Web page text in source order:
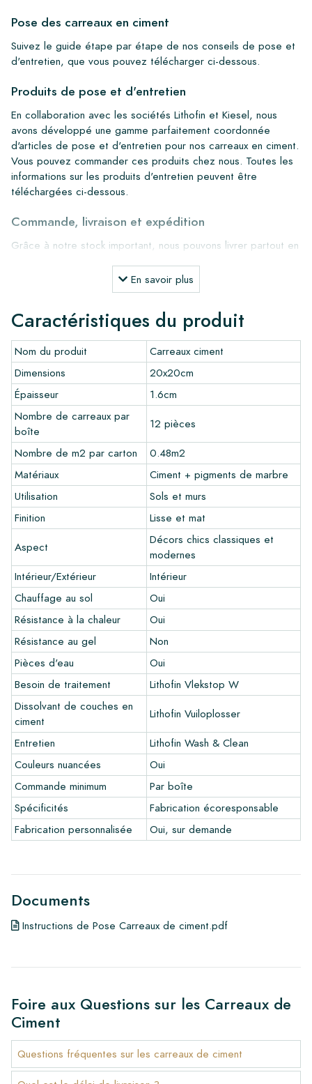
Pose des carreaux en ciment
Suivez le guide étape par étape de nos conseils de pose et
d'entretien, que vous pouvez télécharger ci-dessous.
Produits de pose et d'entretien
En collaboration avec les sociétés Lithofin et Kiesel, nous
avons développé une gamme parfaitement coordonnée
d'articles de pose et d'entretien pour nos carreaux en ciment.
Vous pouvez commander ces produits chez nous. Toutes les
informations sur les produits d'entretien peuvent être
téléchargées ci-dessous.
Commande, livraison et expédition
Grâce à notre stock important, nous pouvons livrer partout en
pour les projets sur mesure, les délais de livraison et
d'expédition seront toujours discutés. Normalement, nous
également récupérer les carreaux vous-même dans notre
entrepôt à Alkmaar ou notre salle d'exposition à Breda. Les
retours de carreaux ne sont acceptés que dans des boîtes
intactes et non ouvertes, et à vos frais.
Commande d'échantillons
Pour avoir une bonne impression de nos produits, nous
recommandons toujours de commander quelques échantillons
au préalable. Les frais d'échantillons seront déduits de toute
commande éventuelle.
Créez votre propre carreau
Vous souhaitez créer un carreau qui s'harmonise parfaitement
avec les autres couleurs de votre intérieur? Visitez notre
programme de conception via ce lien et laissez libre cours à
votre créativité.
Garantie
La période de garantie est toujours d'un an après la livraison.
La garantie couvre uniquement les défauts de fabrication et
en cas d'utilisation de nos produits de pose et d'entretien
Lithofin. Aucune réclamation ne peut être faite pour les
carreaux déjà installés.
Liens
•Programme de dessin pour créer votre propre carreau
•En savoir plus sur nos carrelages
•Consultez nos brochures
•Produits d'entretien
En savoir plus
Caractéristiques du produit
Nom du produit
Carreaux ciment
Dimensions
20x20cm
Épaisseur
1.6cm
Nombre de carreaux par
boîte
12 pièces
Nombre de m2 par carton
0.48m2
Matériaux
Ciment + pigments de marbre
Utilisation
Sols et murs
Finition
Lisse et mat
Aspect
Décors chics classiques et
modernes
Intérieur/Extérieur
Intérieur
Chauffage au sol
Oui
Résistance à la chaleur
Oui
Résistance au gel
Non
Pièces d'eau
Oui
Besoin de traitement
Lithofin Vlekstop W
Dissolvant de couches en
ciment
Lithofin Vuiloplosser
Entretien
Lithofin Wash & Clean
Couleurs nuancées
Oui
Commande minimum
Par boîte
Spécificités
Fabrication écoresponsable
Fabrication personnalisée
Oui, sur demande
Documents
Instructions de Pose Carreaux de ciment.pdf
Foire aux Questions sur les Carreaux de
Ciment
Questions fréquentes sur les carreaux de ciment